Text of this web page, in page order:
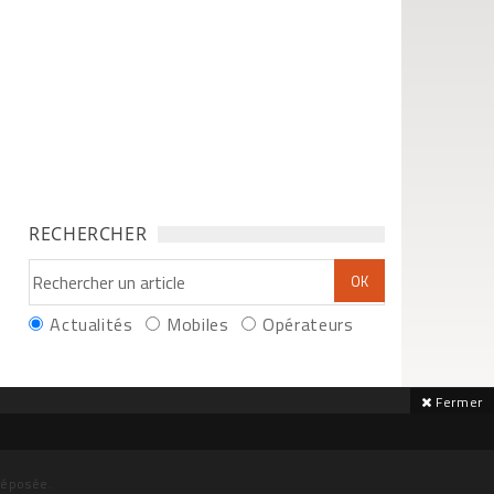
RECHERCHER
Actualités Mobiles Opérateurs
Fermer